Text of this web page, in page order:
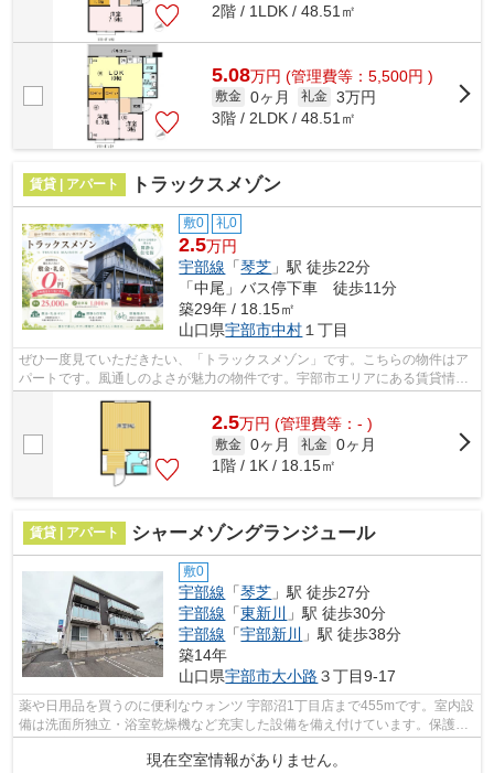
2階 / 1LDK / 48.51㎡
5.08万円 (管理費等：5,500円 )
敷金 0ヶ月 礼金 3万円
3階 / 2LDK / 48.51㎡
賃貸 | アパート トラックスメゾン
敷0 礼0
2.5万円
宇部線 「琴芝 」駅 徒歩22分
「中尾」バス停下車 徒歩11分
築29年 / 18.15㎡
山口県宇部市中村 １丁目
ぜひ一度見ていただきたい、「トラックスメゾン」です。こちらの物件はア
パートです。風通しのよさが魅力の物件です。宇部市エリアにある賃貸情報
のことなら、地域に密着した当社へお...
2.5万円 (管理費等：- )
敷金 0ヶ月 礼金 0ヶ月
1階 / 1K / 18.15㎡
賃貸 | アパート シャーメゾングランジュール
敷0
宇部線 「琴芝 」駅 徒歩27分
宇部線 「東新川 」駅 徒歩30分
宇部線 「宇部新川 」駅 徒歩38分
築14年
山口県宇部市大小路 ３丁目9-17
薬や日用品を買うのに便利なウォンツ 宇部沼1丁目店まで455mです。室内設
備は洗面所独立・浴室乾燥機など充実した設備を備え付けています。保護者
の方も安心できるよう、管理人が巡回...
現在空室情報がありません。